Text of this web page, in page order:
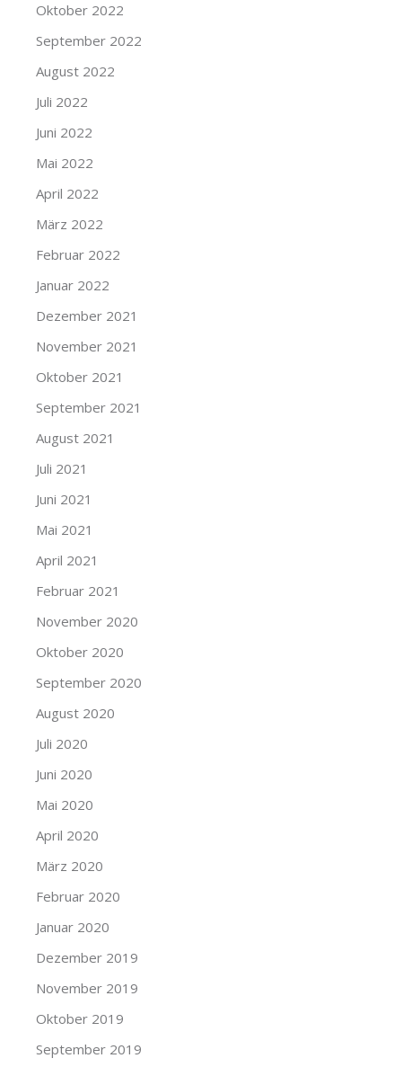
Oktober 2022
September 2022
August 2022
Juli 2022
Juni 2022
Mai 2022
April 2022
März 2022
Februar 2022
Januar 2022
Dezember 2021
November 2021
Oktober 2021
September 2021
August 2021
Juli 2021
Juni 2021
Mai 2021
April 2021
Februar 2021
November 2020
Oktober 2020
September 2020
August 2020
Juli 2020
Juni 2020
Mai 2020
April 2020
März 2020
Februar 2020
Januar 2020
Dezember 2019
November 2019
Oktober 2019
September 2019